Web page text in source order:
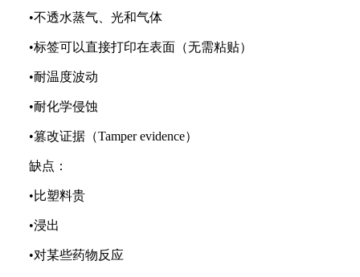
•不透水蒸气、光和气体
•标签可以直接打印在表面（无需粘贴）
•耐温度波动
•耐化学侵蚀
•篡改证据 （Tamper evidence）
缺点：
•比塑料贵
•浸出
•对某些药物反应